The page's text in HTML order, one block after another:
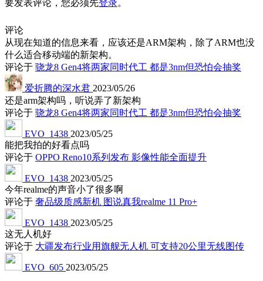
要发表评论，您必须先登录。
评论
从现在知道的信息来看，应该还是ARM架构，除了ARM也没
什么适合移动端的新架构。
评论于 骁龙8 Gen4将两家同时代工 都是3nm但恐怕会抽奖
爱折腾的深水君 2023/05/26
还是arm架构吗，听说弄了新架构
评论于 骁龙8 Gen4将两家同时代工 都是3nm但恐怕会抽奖
EVO_1438 2023/05/25
能把我拍的好看点吗
评论于 OPPO Reno10系列发布 影像性能全面提升
EVO_1438 2023/05/25
今年realme的声音小了很多啊
评论于 奢品级质感新机 图说真我realme 11 Pro+
EVO_1438 2023/05/25
这无人机好
评论于 大疆发布行业用旗舰无人机 可支持20公里无线图传
EVO_605 2023/05/25